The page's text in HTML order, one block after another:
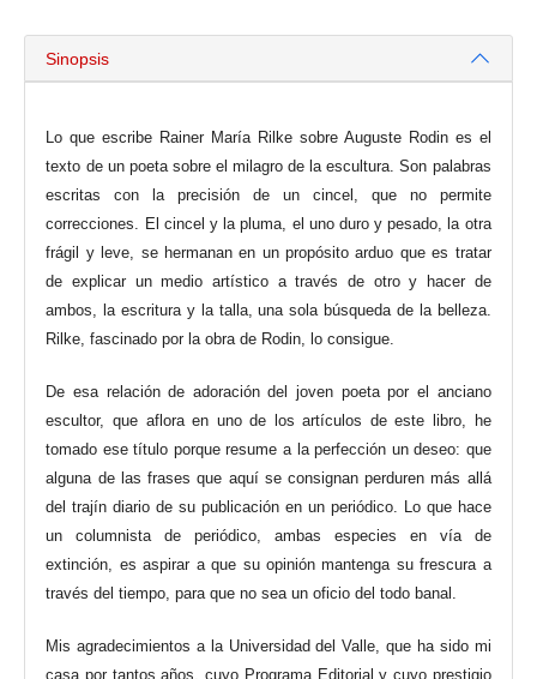
Sinopsis
Lo que escribe Rainer María Rilke sobre Auguste Rodin es el
texto de un poeta sobre el milagro de la escultura. Son palabras
escritas con la precisión de un cincel, que no permite
correcciones. El cincel y la pluma, el uno duro y pesado, la otra
frágil y leve, se hermanan en un propósito arduo que es tratar
de explicar un medio artístico a través de otro y hacer de
ambos, la escritura y la talla, una sola búsqueda de la belleza.
Rilke, fascinado por la obra de Rodin, lo consigue.
De esa relación de adoración del joven poeta por el anciano
escultor, que aflora en uno de los artículos de este libro, he
tomado ese título porque resume a la perfección un deseo: que
alguna de las frases que aquí se consignan perduren más allá
del trajín diario de su publicación en un periódico. Lo que hace
un columnista de periódico, ambas especies en vía de
extinción, es aspirar a que su opinión mantenga su frescura a
través del tiempo, para que no sea un oficio del todo banal.
Mis agradecimientos a la Universidad del Valle, que ha sido mi